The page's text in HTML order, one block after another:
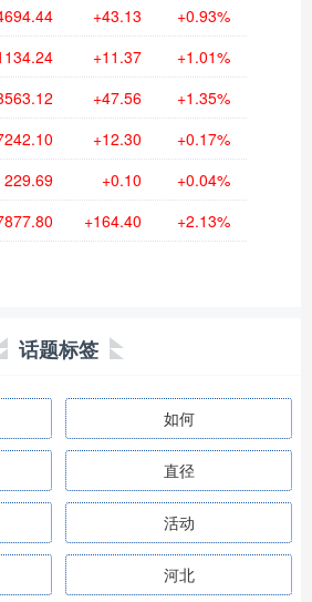
+43.13 +0.93%
+11.37 +1.01%
+47.56 +1.35%
+12.30 +0.17%
229.69 +0.10 +0.04%
+164.40 +2.13%
话题标签
如何
直径
活动
河北